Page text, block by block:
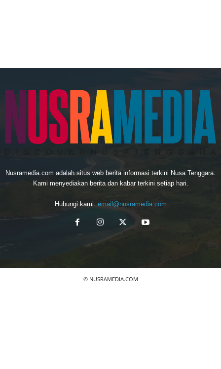
Nusramedia.com adalah situs web berita informasi terkini Nusa Tenggara.
Kami menyediakan berita dan kabar terkini setiap hari.
Hubungi kami: email@nusramedia.com
© NUSRAMEDIA.COM